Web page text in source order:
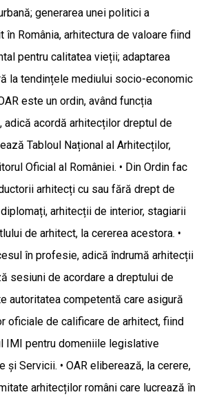
generarea unei politici a
România, arhitectura de valoare fiind
pentru calitatea vieții; adaptarea
la tendințele mediului socio-economic
este un ordin, având funcția
adică acordă arhitecților dreptul de
Tabloul Național al Arhitecților,
Oficial al României. • Din Ordin fac
arhitecți cu sau fără drept de
arhitecții de interior, stagiarii
de arhitect, la cererea acestora. •
în profesie, adică îndrumă arhitecții
sesiuni de acordare a dreptului de
autoritatea competentă care asigură
oficiale de calificare de arhitect, fiind
IMI pentru domeniile legislative
Servicii. • OAR eliberează, la cerere,
arhitecților români care lucrează în